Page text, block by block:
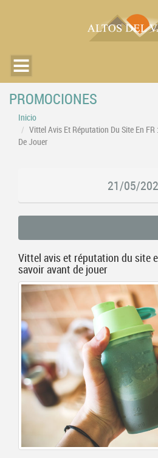
PROMOCIONES
Inicio
Vittel Avis Et Réputation Du Site En FR
De Jouer
21/05/
Vittel avis et réputation du site
savoir avant de jouer